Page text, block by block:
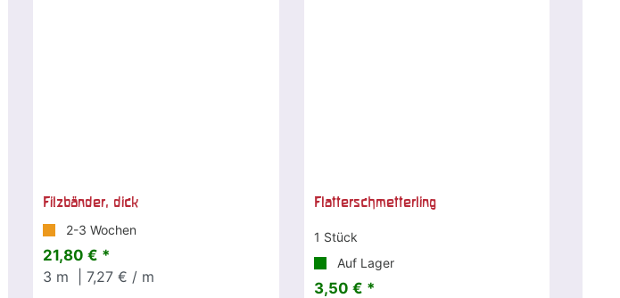
Filzbänder, dick
2-3 Wochen
21,80 € *
3 m | 7,27 € / m
Flatterschmetterling
1 Stück
Auf Lager
3,50 € *